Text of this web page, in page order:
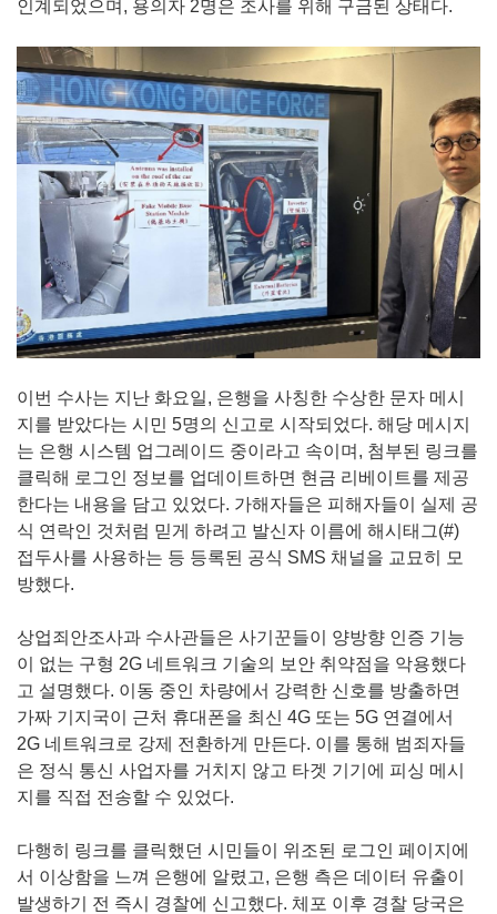
인계되었으며, 용의자 2명은 조사를 위해 구금된 상태다.
이번 수사는 지난 화요일, 은행을 사칭한 수상한 문자 메시
지를 받았다는 시민 5명의 신고로 시작되었다. 해당 메시지
는 은행 시스템 업그레이드 중이라고 속이며, 첨부된 링크를
클릭해 로그인 정보를 업데이트하면 현금 리베이트를 제공
한다는 내용을 담고 있었다. 가해자들은 피해자들이 실제 공
식 연락인 것처럼 믿게 하려고 발신자 이름에 해시태그(#)
접두사를 사용하는 등 등록된 공식 SMS 채널을 교묘히 모
방했다.
상업죄안조사과 수사관들은 사기꾼들이 양방향 인증 기능
이 없는 구형 2G 네트워크 기술의 보안 취약점을 악용했다
고 설명했다. 이동 중인 차량에서 강력한 신호를 방출하면
가짜 기지국이 근처 휴대폰을 최신 4G 또는 5G 연결에서
2G 네트워크로 강제 전환하게 만든다. 이를 통해 범죄자들
은 정식 통신 사업자를 거치지 않고 타겟 기기에 피싱 메시
지를 직접 전송할 수 있었다.
다행히 링크를 클릭했던 시민들이 위조된 로그인 페이지에
서 이상함을 느껴 은행에 알렸고, 은행 측은 데이터 유출이
발생하기 전 즉시 경찰에 신고했다. 체포 이후 경찰 당국은